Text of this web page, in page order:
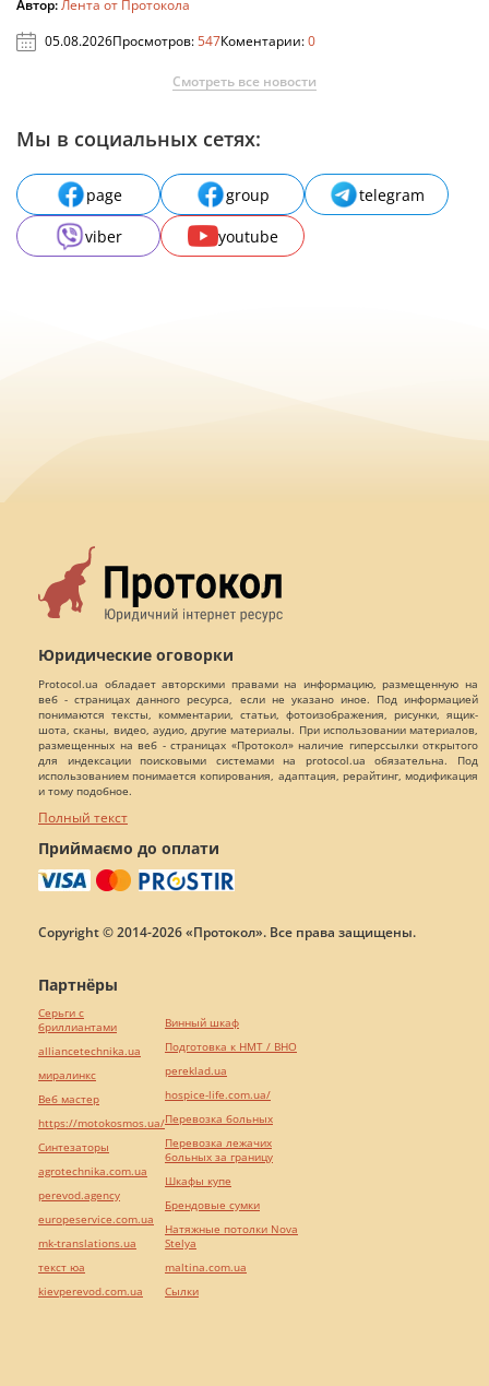
Автор:Лента от Протокола
05.08.2026Просмотров:547Коментарии:0
Смотреть все новости
Мы в социальных сетях:
page group
telegram
viber
youtube
Юридические оговорки
Protocol.ua обладает авторскими правами на информацию, размещенную на
веб - страницах данного ресурса, если не указано иное. Под информацией
понимаются тексты, комментарии, статьи, фотоизображения, рисунки, ящик-
шота, сканы, видео, аудио, другие материалы. При использовании материалов,
размещенных на веб - страницах «Протокол» наличие гиперссылки открытого
для индексации поисковыми системами на protocol.ua обязательна. Под
использованием понимается копирования, адаптация, рерайтинг, модификация
и тому подобное.
Полный текст
Приймаємо до оплати
Copyright © 2014-2026 «Протокол». Все права защищены.
Партнёры
Серьги с
бриллиантами
alliancetechnika.ua
миралинкс
Веб мастер
https://motokosmos.ua/
Синтезаторы
agrotechnika.com.ua
perevod.agency
europeservice.com.ua
mk-translations.ua
текст юа
kievperevod.com.ua
Винный шкаф
Подготовка к НМТ / ВНО
pereklad.ua
hospice-life.com.ua/
Перевозка больных
Перевозка лежачих
больных за границу
Шкафы купе
Брендовые сумки
Натяжные потолки Nova
Stelya
maltina.com.ua
Cылки